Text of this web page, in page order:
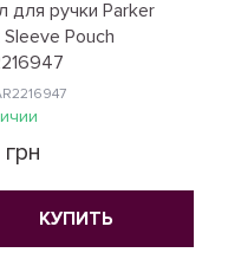
для ручки Parker
Sleeve Pouch
КУПИТЬ